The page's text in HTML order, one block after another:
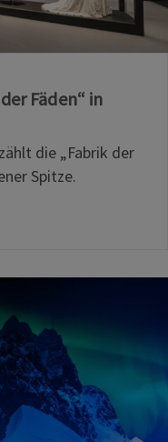
Fäden“ in
die „Fabrik der
Spitze.